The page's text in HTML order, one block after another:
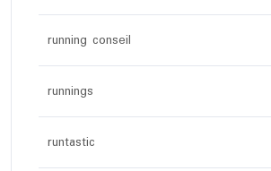
running conseil
runnings
runtastic